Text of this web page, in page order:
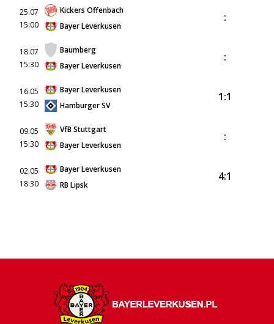
25.07
15:00
Kickers Offenbach
Bayer Leverkusen
:
18.07
15:30
Baumberg
Bayer Leverkusen
:
16.05
15:30
Bayer Leverkusen
Hamburger SV
1:1
09.05
15:30
VfB Stuttgart
Bayer Leverkusen
:
02.05
18:30
Bayer Leverkusen
RB Lipsk
4:1